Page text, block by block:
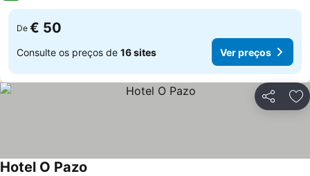
De € 50
Consulte os preços de 16 sites Ver preços
Partilhar
Hotel O Pazo